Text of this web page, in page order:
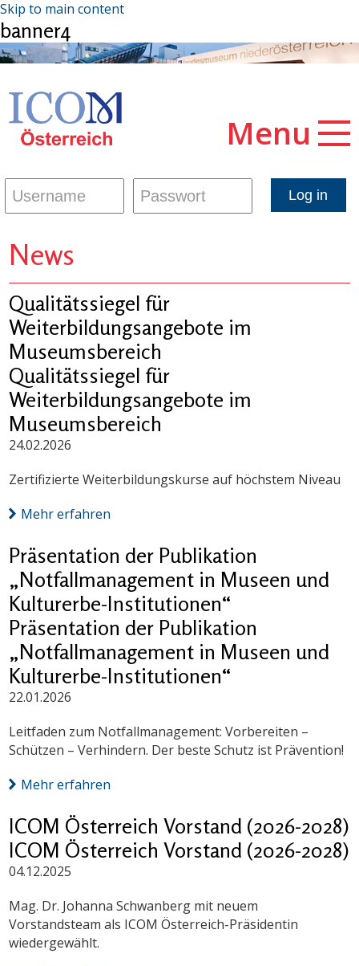
Skip to main content
banner4
Menu
News
Qualitätssiegel für
Weiterbildungsangebote im
Museumsbereich
Qualitätssiegel für
Weiterbildungsangebote im
Museumsbereich
24.02.2026
Zertifizierte Weiterbildungskurse auf höchstem Niveau
Mehr erfahren
Präsentation der Publikation
„Notfallmanagement in Museen und
Kulturerbe-Institutionen“
Präsentation der Publikation
„Notfallmanagement in Museen und
Kulturerbe-Institutionen“
22.01.2026
Leitfaden zum Notfallmanagement: Vorbereiten –
Schützen – Verhindern. Der beste Schutz ist Prävention!
Mehr erfahren
ICOM Österreich Vorstand (2026-2028)
ICOM Österreich Vorstand (2026-2028)
04.12.2025
Mag. Dr. Johanna Schwanberg mit neuem
Vorstandsteam als ICOM Österreich-Präsidentin
wiedergewählt.